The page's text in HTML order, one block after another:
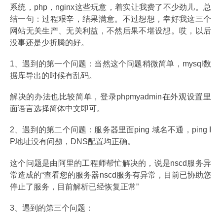
系统，php，nginx这些玩意，着实让我费了不少劲儿。总
结一句：过程艰辛，结果满意。不过想想，幸好我这三个
网站无关生产、无关利益，不然后果不堪设想。哎，以后
没事还是少折腾的好。
1、遇到的第一个问题：当然这个问题稍微简单，mysql数
据库导出的时候有乱码。
解决的办法也比较简单，登录phpmyadmin在外观设置里
面语言选择简体中文即可。
2、遇到的第二个问题：服务器里面ping 域名不通，ping I
P地址没有问题，DNS配置均正确。
这个问题是由阿里的工程师帮忙解决的，说是nscd服务异
常造成的“查看您的服务器nscd服务有异常，目前已协助您
停止了服务，目前解析已经恢复正常”
3、遇到的第三个问题：